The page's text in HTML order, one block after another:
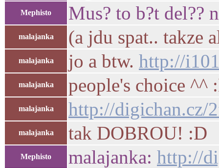
Mephisto Mus? to b?t del??
malajanka (a jdu spat.. takze
malajanka jo a btw. http://
malajanka people's choice ^^
malajanka http://digichan.cz/
malajanka tak DOBROU! :D
Mephisto malajanka: http://